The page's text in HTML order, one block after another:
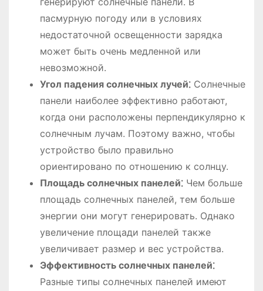
пасмурную погоду или в условиях
недостаточной освещенности зарядка
может быть очень медленной или
невозможной.
Угол падения солнечных лучей⁚Солнечные
панели наиболее эффективно работают,
когда они расположены перпендикулярно к
солнечным лучам. Поэтому важно, чтобы
устройство было правильно
ориентировано по отношению к солнцу.
Площадь солнечных панелей⁚Чем больше
площадь солнечных панелей, тем больше
энергии они могут генерировать. Однако
увеличение площади панелей также
увеличивает размер и вес устройства.
Эффективность солнечных панелей⁚
Разные типы солнечных панелей имеют